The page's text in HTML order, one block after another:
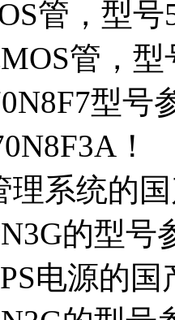
管，型
管，
型
！
理系统的
的型号
电源的